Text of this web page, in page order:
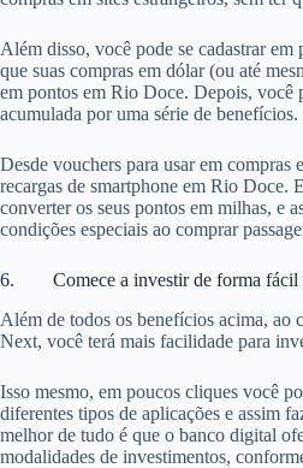
Além disso, você pode se cadastrar em
que suas compras em dólar (ou até
em pontos em Rio Doce. Depois, você
acumulada por uma série de benefícios.
Desde vouchers para usar em compras
recargas de smartphone em Rio Doce.
converter os seus pontos em milhas, e
condições especiais ao comprar
6. Comece a investir de forma fácil
Além de todos os benefícios acima, ao
Next, você terá mais facilidade para
Isso mesmo, em poucos cliques você
diferentes tipos de aplicações e assim
melhor de tudo é que o banco digital
modalidades de investimentos,